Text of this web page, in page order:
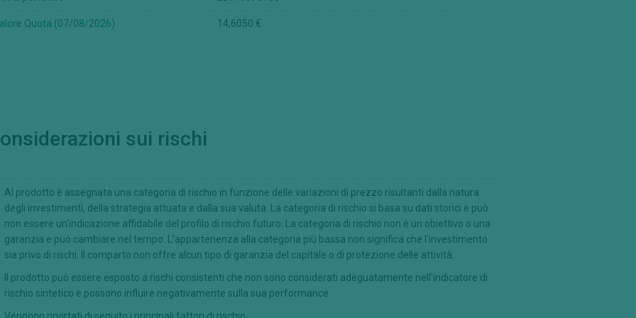
Quota (07/08/2026) 14,6050 €
sui rischi
Al prodotto è assegnata una categoria di rischio in funzione delle variazioni di prezzo risultanti dalla natura
degli investimenti, della strategia attuata e dalla sua valuta. La categoria di rischio si basa su dati storici e può
non essere un'indicazione affidabile del profilo di rischio futuro. La categoria di rischio non è un obiettivo o una
garanzia e può cambiare nel tempo. L’appartenenza alla categoria più bassa non significa che l'investimento
sia privo di rischi. Il comparto non offre alcun tipo di garanzia del capitale o di protezione delle attività.
Il prodotto può essere esposto a rischi consistenti che non sono considerati adeguatamente nell'indicatore di
rischio sintetico e possono influire negativamente sulla sua performance.